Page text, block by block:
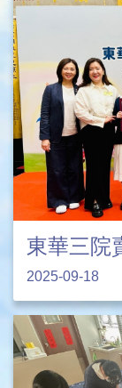
東華三院
2025-09-18